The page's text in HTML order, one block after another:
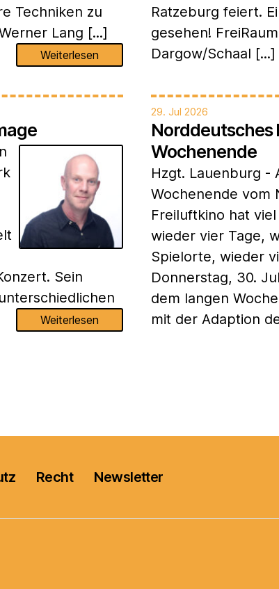
Techniken zu
Lang [...]
Weiterlesen
Ratzeburg feiert.
gesehen!
Dargow/Schaal [...]
Sein
Weiterlesen
29. Jul 2026
Norddeutsches
Wochenende
Hzgt. Lauenburg -
Wochenende vom
Freiluftkino hat
wieder vier Tage,
Spielorte, wieder
Donnerstag, 30.
dem langen
mit der Adaption
Recht Newsletter